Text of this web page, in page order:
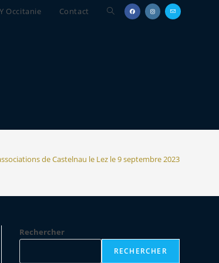
Occitanie Contact
Toggle
de Castelnau le Lez le 9 septembre 2023
Rechercher
RECHERCHER